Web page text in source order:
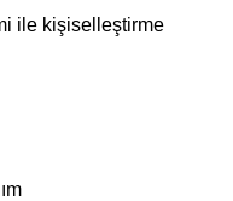
ile kişiselleştirme